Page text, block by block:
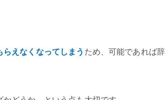
えなくなってしまう ため、可能であれば辞